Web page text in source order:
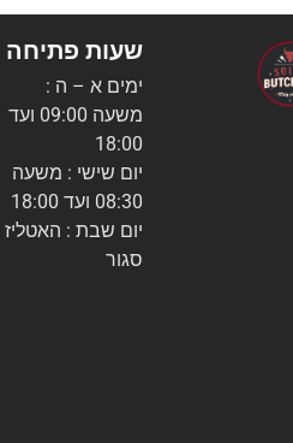
שעות פתיחה
ימים א – ה :
משעה 09:00 ועד
18:00
יום שישי : משעה
08:30 ועד 18:00
יום שבת : האטליז
סגור